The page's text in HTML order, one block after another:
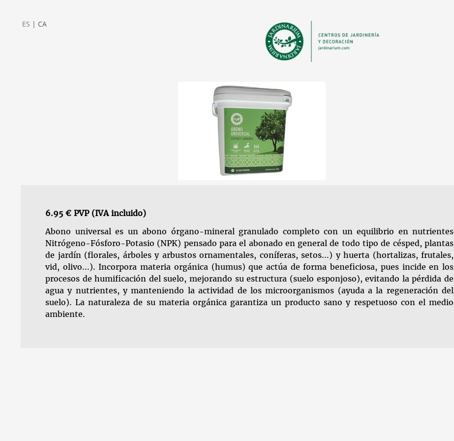
ES | CA
6.95 € PVP (IVA incluido)
Abono universal es un abono órgano-mineral granulado completo con un equilibrio en nutrientes
Nitrógeno-Fósforo-Potasio (NPK) pensado para el abonado en general de todo tipo de césped, plantas
de jardín (florales, árboles y arbustos ornamentales, coníferas, setos...) y huerta (hortalizas, frutales,
vid, olivo...). Incorpora materia orgánica (humus) que actúa de forma beneficiosa, pues incide en los
procesos de humificación del suelo, mejorando su estructura (suelo esponjoso), evitando la pérdida de
agua y nutrientes, y manteniendo la actividad de los microorganismos (ayuda a la regeneración del
suelo). La naturaleza de su materia orgánica garantiza un producto sano y respetuoso con el medio
ambiente.